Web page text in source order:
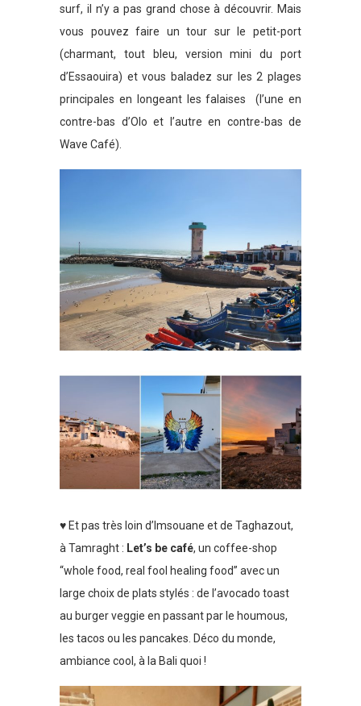
surf, il n’y a pas grand chose à découvrir. Mais
vous pouvez faire un tour sur le petit-port
(charmant, tout bleu, version mini du port
d’Essaouira) et vous baladez sur les 2 plages
principales en longeant les falaises (l’une en
contre-bas d’Olo et l’autre en contre-bas de
Wave Café).
♥ Et pas très loin d’Imsouane et de Taghazout,
à Tamraght : Let’s be café, un coffee-shop
“whole food, real fool healing food” avec un
large choix de plats stylés : de l’avocado toast
au burger veggie en passant par le houmous,
les tacos ou les pancakes. Déco du monde,
ambiance cool, à la Bali quoi !